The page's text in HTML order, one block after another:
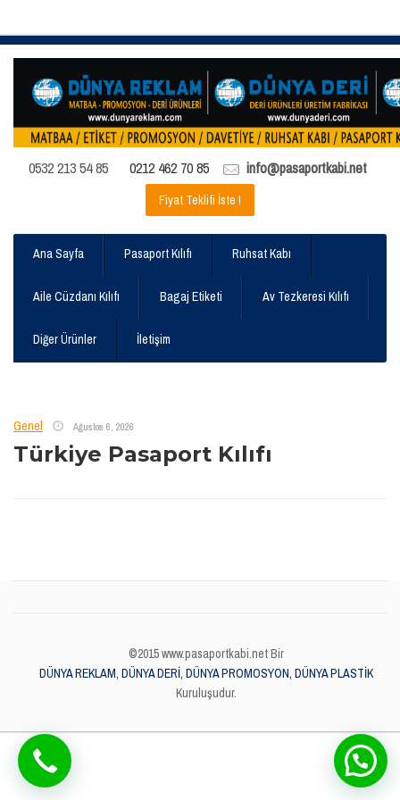
0532 213 54 85 0212 462 70 85 info@pasaportkabi.net
Fiyat Teklifi İste !
Ana Sayfa Pasaport Kılıfı Ruhsat Kabı
Aile Cüzdanı Kılıfı Bagaj Etiketi Av Tezkeresi Kılıfı
Diğer Ürünler İletişim
Genel Ağustos 6, 2026
Türkiye Pasaport Kılıfı
©2015 www.pasaportkabi.net Bir
DÜNYA REKLAM, DÜNYA DERİ, DÜNYA PROMOSYON, DÜNYA PLASTİK
Kuruluşudur.